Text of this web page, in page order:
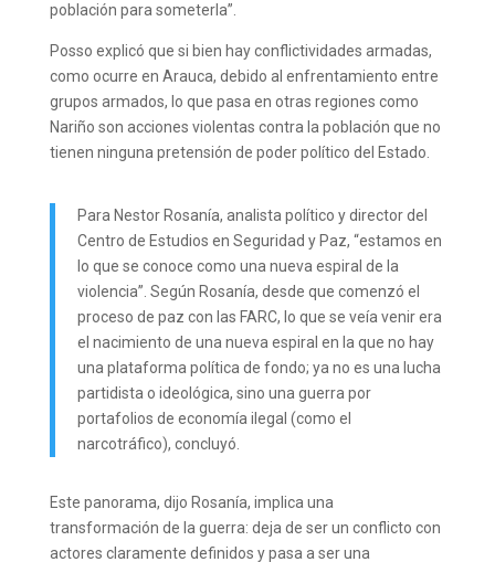
población para someterla”.
Posso explicó que si bien hay conflictividades armadas,
como ocurre en Arauca, debido al enfrentamiento entre
grupos armados, lo que pasa en otras regiones como
Nariño son acciones violentas contra la población que no
tienen ninguna pretensión de poder político del Estado.
Para Nestor Rosanía, analista político y director del
Centro de Estudios en Seguridad y Paz, “estamos en
lo que se conoce como una nueva espiral de la
violencia”. Según Rosanía, desde que comenzó el
proceso de paz con las FARC, lo que se veía venir era
el nacimiento de una nueva espiral en la que no hay
una plataforma política de fondo; ya no es una lucha
partidista o ideológica, sino una guerra por
portafolios de economía ilegal (como el
narcotráfico), concluyó.
Este panorama, dijo Rosanía, implica una
transformación de la guerra: deja de ser un conflicto con
actores claramente definidos y pasa a ser una